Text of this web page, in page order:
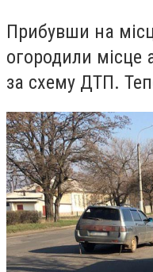
Прибувши на
огородили місце
за схему ДТП.